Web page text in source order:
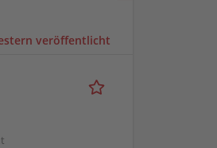
veröffentlicht